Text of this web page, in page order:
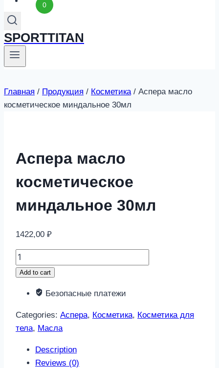
0
SPORTTITAN
Главная / Продукция / Косметика / Аспера масло
косметическое миндальное 30мл
Аспера масло
косметическое
миндальное 30мл
1422,00 ₽
Аспера
масло
миндальное
quantity
Add to cart
Безопасные платежи
Categories: Аспера, Косметика, Косметика для
тела, Масла
Description
Reviews (0)